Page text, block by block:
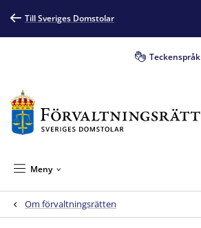
Till Sveriges Domstolar
Teckenspråk
Meny
Om förvaltningsrätten